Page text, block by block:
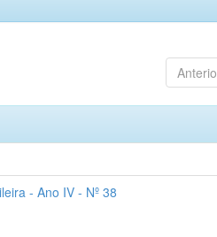
- Ano IV - Nº 38